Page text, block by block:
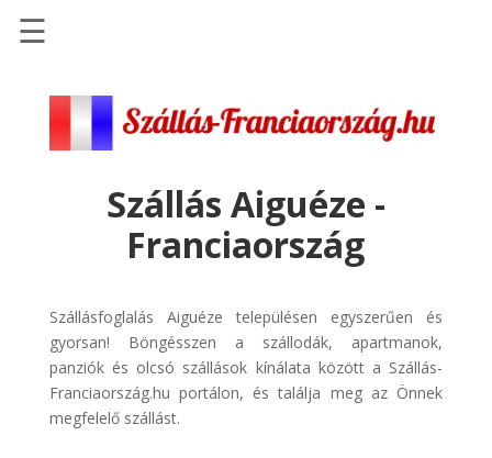
Szállások
Repülőjegy
pénzvisszatérítéssel
Discover
Cars
Transzfer
☰
Szállás Aiguéze -
Franciaország
Szállásfoglalás Aiguéze településen egyszerűen és
gyorsan! Böngésszen a szállodák, apartmanok,
panziók és olcsó szállások kínálata között a Szállás-
Franciaország.hu portálon, és találja meg az Önnek
megfelelő szállást.